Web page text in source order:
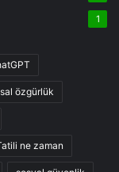
1
özgürlük
ne zaman